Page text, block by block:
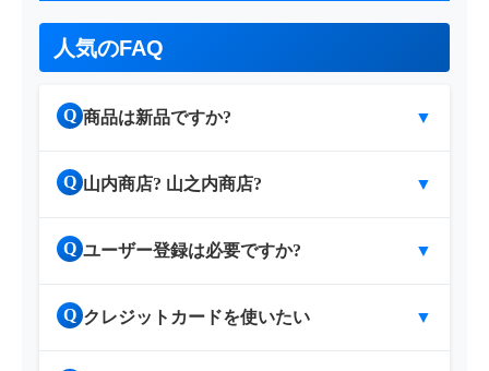
人気のFAQ
Q 商品は新品ですか? ▼
Q 山内商店? 山之内商店? ▼
Q ユーザー登録は必要ですか? ▼
Q クレジットカードを使いたい ▼